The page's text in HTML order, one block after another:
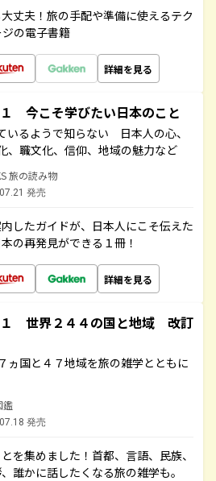
丈夫！旅の手配や準備に使えるテク
の電子書籍
詳細を見る
今こそ学びたい日本のこと
いるようで知らない 日本人の心、
、職文化、信仰、地域の魅力など
旅の読み物
発売
したガイドが、日本人にこそ伝えた
の再発見ができる１冊！
詳細を見る
世界２４４の国と地域 改訂
ヵ国と４７地域を旅の雑学とともに
鑑
発売
を集めました！首都、言語、民族、
誰かに話したくなる旅の雑学も。